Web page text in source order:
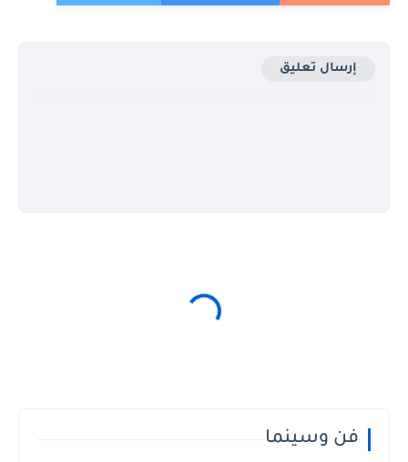
إرسال تعليق
فن وسينما